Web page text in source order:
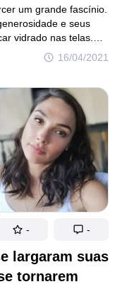
16/04/2021
um grande fascínio.
e seus
vidrado nas telas.
tão
simples: vários atores
quentes,
largaram suas
tornarem
- -